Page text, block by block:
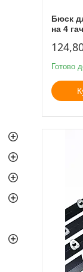
Бюск
на 4
Готово